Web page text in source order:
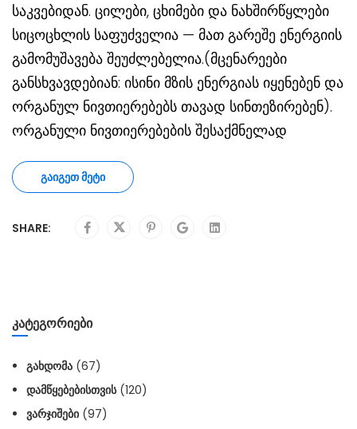
საკვებიდან. ცილები, ცხიმები და ნახშირწყლები
სიცოცხლის საფუძველია — მათ გარეშე ენერგიის
გამომუშავება შეუძლებელია.(მცენარეები
განსხვავდებიან: ისინი მზის ენერგიას იყენებენ და
ორგანულ ნივთიერებებს თავად სინთეზირებენ).
ორგანული ნივთიერებების შესაქმნელად
ᲒᲐᲘᲒᲔᲗ ᲛᲔᲢᲘ
SHARE:
ᲙᲐᲢᲔᲒᲝᲠᲘᲔᲑᲘ
ᲒᲐᲮᲓᲝᲛᲐ (67)
ᲓᲐᲛᲬᲧᲔᲑᲔᲑᲘᲡᲗᲕᲘᲡ(120)
ᲕᲐᲠᲯᲘᲨᲔᲑᲘ (97)